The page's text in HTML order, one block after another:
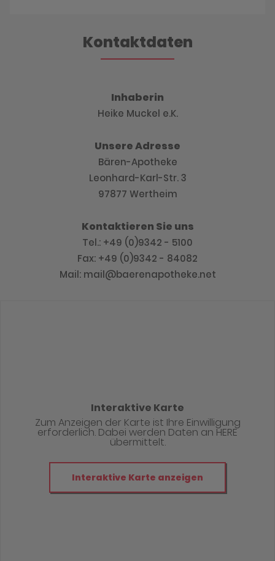
Kontaktdaten
Inhaberin
Heike Muckel e.K.
Unsere Adresse
Bären-Apotheke
Leonhard-Karl-Str. 3
97877 Wertheim
Kontaktieren Sie uns
Tel.: +49 (0)9342 - 5100
Fax: +49 (0)9342 - 84082
Mail: mail@baerenapotheke.net
Interaktive Karte
Zum Anzeigen der Karte ist Ihre Einwilligung
erforderlich. Dabei werden Daten an HERE
übermittelt.
Interaktive Karte anzeigen